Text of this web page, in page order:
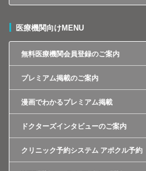
医療機関向けMENU
無料医療機関会員登録のご案内
プレミアム掲載のご案内
漫画でわかるプレミアム掲載
ドクターズインタビューのご案内
クリニック予約システム アポクル予約